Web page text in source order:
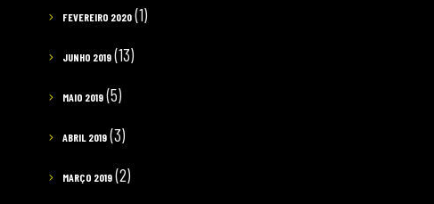
FEVEREIRO 2020 (1)
JUNHO 2019 (13)
MAIO 2019 (5)
ABRIL 2019 (3)
MARÇO 2019 (2)